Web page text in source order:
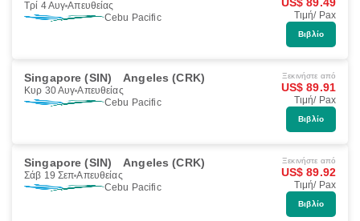
Τρί 4 Αυγ Απευθείας
Cebu Pacific
Τιμή/ Pax
Βιβλίο
Singapore (SIN) Angeles (CRK)
Κυρ 30 Αυγ Απευθείας
Cebu Pacific
Ξεκινήστε από
US$ 89.91
Τιμή/ Pax
Βιβλίο
Singapore (SIN) Angeles (CRK)
Σάβ 19 Σεπ Απευθείας
Cebu Pacific
Ξεκινήστε από
US$ 89.92
Τιμή/ Pax
Βιβλίο